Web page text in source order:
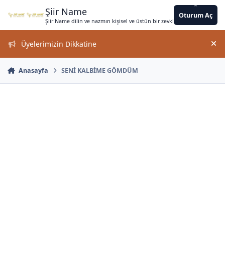
Şiir Name
Şiir Name dilin ve nazmın kişisel ve üstün bir zevkle bir arada
Oturum Aç
Üyelerimizin Dikkatine
Anasayfa SENİ KALBİME GÖMDÜM
*
* *
*
*
*